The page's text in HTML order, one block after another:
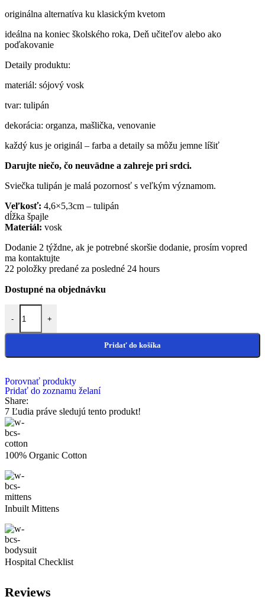
originálna alternatíva ku klasickým kvetom
ideálna na koniec školského roka, Deň učiteľov alebo ako
poďakovanie
Detaily produktu:
materiál: sójový vosk
tvar: tulipán
dekorácia: organza, mašlička, venovanie
každý kus je originál – farba a detaily sa môžu jemne líšiť
Darujte niečo, čo neuvädne a zahreje pri srdci.
Sviečka tulipán je malá pozornosť s veľkým významom.
Veľkosť: 4,6×5,3cm – tulipán
dĺžka špajle
Materiál: vosk
Dodanie 2 týždne, ak je potrebné skoršie dodanie, prosím vopred
ma kontaktujte
22 položky predané za posledné 24 hours
Dostupné na objednávku
-
množstvo Darček pre pani učiteľku -kvet
+
Pridať do košíka
Porovnať produkty
Pridať do zoznamu želaní
Share:
7 Ľudia práve sledujú tento produkt!
100% Organic Cotton
Inbuilt Mittens
Hospital Checklist
Reviews